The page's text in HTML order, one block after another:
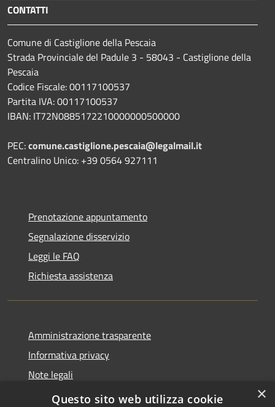
CONTATTI
Comune di Castiglione della Pescaia
Strada Provinciale del Padule 3 - 58043 - Castiglione della
Pescaia
Codice Fiscale: 00117100537
Partita IVA: 00117100537
IBAN: IT72N0885172210000000500000
PEC:comune.castiglione.pescaia@legalmail.it
Centralino Unico: +39 0564 927111
Prenotazione appuntamento
Segnalazione disservizio
Leggi le FAQ
Richiesta assistenza
Amministrazione trasparente
Informativa privacy
Note legali
Dichiarazione di accessibilità
×
Questo sito web utilizza cookie